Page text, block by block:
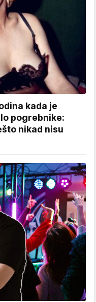
kada je
pogrebnike:
nikad nisu